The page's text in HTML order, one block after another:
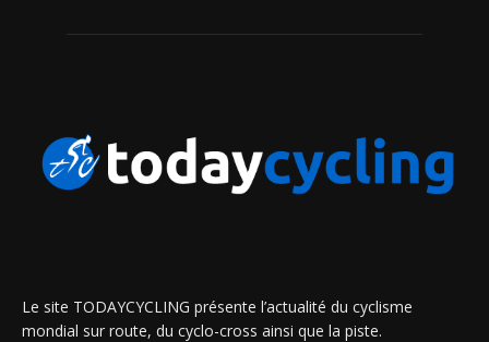
Le site TODAYCYCLING présente l’actualité du cyclisme
mondial sur route, du cyclo-cross ainsi que la piste.